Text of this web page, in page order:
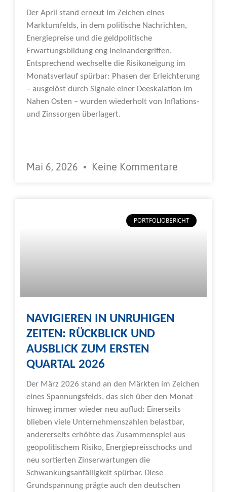
Der April stand erneut im Zeichen eines
Marktumfelds, in dem politische Nachrichten,
Energiepreise und die geldpolitische
Erwartungsbildung eng ineinandergriffen.
Entsprechend wechselte die Risikoneigung im
Monatsverlauf spürbar: Phasen der Erleichterung
– ausgelöst durch Signale einer Deeskalation im
Nahen Osten – wurden wiederholt von Inflations-
und Zinssorgen überlagert.
Mai 6, 2026 Keine Kommentare
PORTFOLIOBERICHT
NAVIGIEREN IN UNRUHIGEN
ZEITEN: RÜCKBLICK UND
AUSBLICK ZUM ERSTEN
QUARTAL 2026
Der März 2026 stand an den Märkten im Zeichen
eines Spannungsfelds, das sich über den Monat
hinweg immer wieder neu auflud: Einerseits
blieben viele Unternehmenszahlen belastbar,
andererseits erhöhte das Zusammenspiel aus
geopolitischem Risiko, Energiepreisschocks und
neu sortierten Zinserwartungen die
Schwankungsanfälligkeit spürbar. Diese
Grundspannung prägte auch den deutschen